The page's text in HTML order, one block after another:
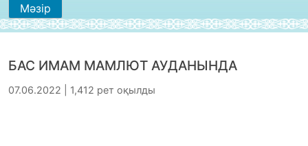
Мәзір
БАС ИМАМ МАМЛЮТ АУДАНЫНДА
07.06.2022 | 1,412 рет оқылды